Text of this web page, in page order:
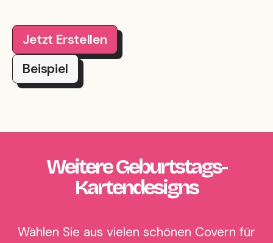
Jetzt Erstellen
Beispiel
Weitere Geburtstags-
Kartendesigns
Wählen Sie aus vielen schönen Covern für